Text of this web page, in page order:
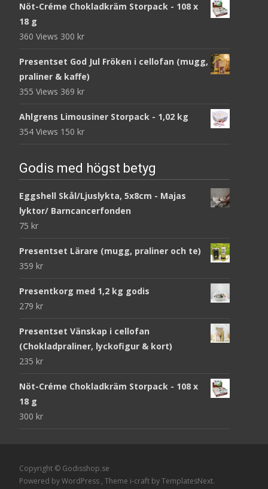
Nöt-Créme Chokladkräm Storpack - 108 x
18 g
360 Views 300 kr
Presentset God Jul Fröken i cellofan (mugg,
praliner & kaffe)
355 Views 369 kr
Ahlgrens Limousiner Storpack - 1,02 kg
354 Views 150 kr
Godis med högst betyg
Eggshell Skål/Ljuslykta, 5x8cm - Majas
lyktor/ Barncancerfonden
75 kr
Presentset Lärare (mugg, praliner och te)
359 kr
Presentkorg med 1,2 kg godis
279 kr
Presentset Vänskap i cellofan
(Chokladpraliner, lyckofigur & kort)
235 kr
Nöt-Créme Chokladkräm Storpack - 108 x
18 g
300 kr
Copyright © Godisshop.se
Powered by WordPress , Theme i-craft by TemplatesNext.